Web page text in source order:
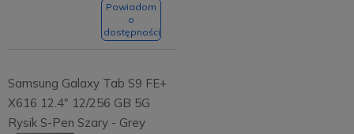
Powiadom
o
dostępności
Samsung Galaxy Tab S9 FE+
X616 12.4" 12/256 GB 5G
Rysik S-Pen Szary - Grey